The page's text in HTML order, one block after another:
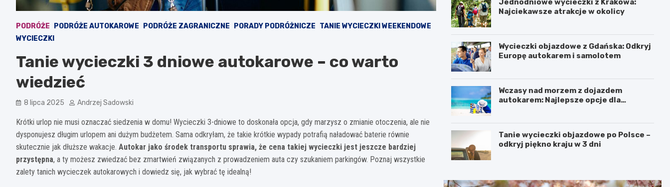
PODRÓŻE PODRÓŻE AUTOKAROWE PODRÓŻE ZAGRANICZNE PORADY PODRÓŻNICZE TANIE WYCIECZKI WEEKENDOWE
WYCIECZKI
Tanie wycieczki 3 dniowe autokarowe – co warto
wiedzieć
8 lipca 2025 Andrzej Sadowski
Krótki urlop nie musi oznaczać siedzenia w domu! Wycieczki 3-dniowe to doskonała opcja, gdy marzysz o zmianie otoczenia, ale nie
dysponujesz długim urlopem ani dużym budżetem. Sama odkryłam, że takie krótkie wypady potrafią naładować baterie równie
skutecznie jak dłuższe wakacje. Autokar jako środek transportu sprawia, że cena takiej wycieczki jest jeszcze bardziej
przystępna, a ty możesz zwiedzać bez zmartwień związanych z prowadzeniem auta czy szukaniem parkingów. Poznaj wszystkie
zalety tanich wycieczek autokarowych i dowiedz się, jak wybrać tę idealną!
Jednodniowe wycieczki z Krakowa:
Najciekawsze atrakcje w okolicy
Wycieczki objazdowe z Gdańska: Odkryj
Europę autokarem i samolotem
Wczasy nad morzem z dojazdem
autokarem: Najlepsze opcje dla
Tanie wycieczki objazdowe po Polsce –
odkryj piękno kraju w 3 dni